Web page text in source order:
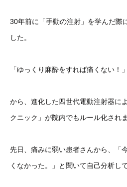
30年前に「手動の注射」を学んだ際
した。
「ゆっくり麻酔をすれば痛くない！」
から、進化した四世代電動注射器に
クニック」が院内でもルール化されま
先日、痛みに弱い患者さんから、「
くなかった。」と聞いて自己分析し